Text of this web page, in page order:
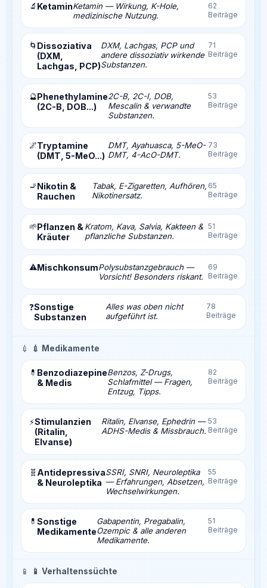
🔬 KetaminKetamin — Wirkung, K-Hole,
medizinische Nutzung.
62
Beiträge
🌀 Dissoziativa
(DXM,
Lachgas, PCP)
DXM, Lachgas, PCP und
andere dissoziativ wirkende
Substanzen.
71
Beiträge
🔮Phenethylamine
(2C-B, DOB...)
2C-B, 2C-I, DOB,
Mescalin & verwandte
Substanzen.
53
Beiträge
🌌Tryptamine
(DMT, 5-MeO...)
DMT, Ayahuasca, 5-MeO-
DMT, 4-AcO-DMT.
73
Beiträge
🚬Nikotin &
Rauchen
Tabak, E-Zigaretten, Aufhören,
Nikotinersatz.
65
Beiträge
🌱Pflanzen &
Kräuter
Kratom, Kava, Salvia, Kakteen &
pflanzliche Substanzen.
51
Beiträge
⚠️MischkonsumPolysubstanzgebrauch —
Vorsicht! Besonders riskant.
69
Beiträge
❓Sonstige
Substanzen
Alles was oben nicht
aufgeführt ist.
78
Beiträge
💉 💉 Medikamente
💊 Benzodiazepine
& Medis
Benzos, Z-Drugs,
Schlafmittel — Fragen,
Entzug, Tipps.
82
Beiträge
⚡Stimulanzien
(Ritalin,
Elvanse)
Ritalin, Elvanse, Ephedrin —
ADHS-Medis & Missbrauch.
53
Beiträge
🧬 Antidepressiva
& Neuroleptika
SSRI, SNRI, Neuroleptika
— Erfahrungen, Absetzen,
Wechselwirkungen.
55
Beiträge
💊 Sonstige
Medikamente
Gabapentin, Pregabalin,
Ozempic & alle anderen
Medikamente.
51
Beiträge
📱 📱 Verhaltenssüchte